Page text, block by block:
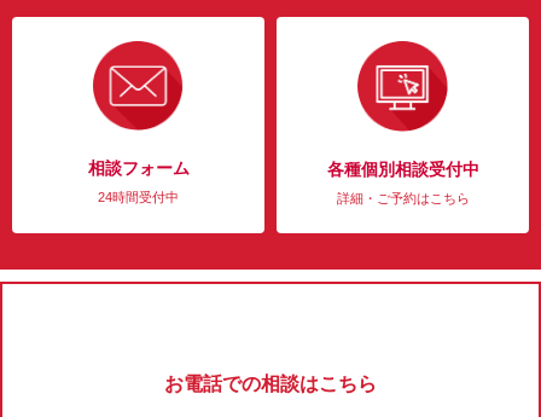
相談フォーム
24時間受付中
各種個別相談受付中
詳細・ご予約はこちら
お電話での相談はこちら